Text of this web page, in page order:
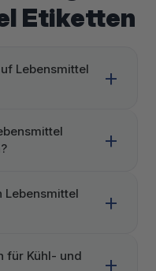
Etiketten
Lebensmittel
Lebensmittel
für Kühl- und